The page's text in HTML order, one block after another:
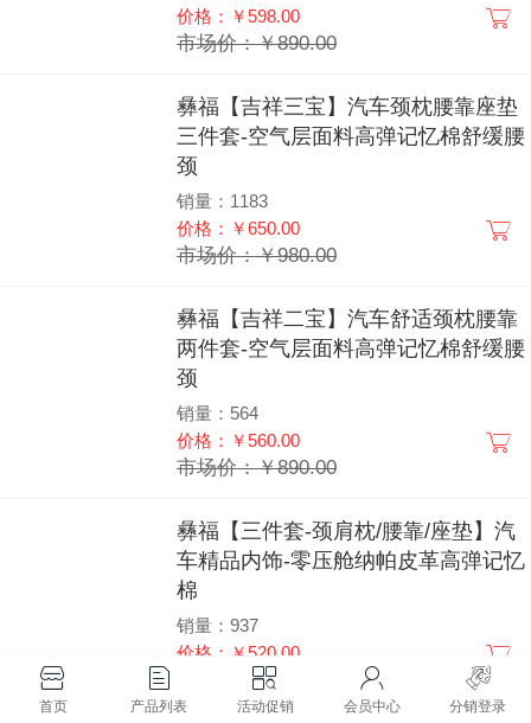
价格：￥598.00
市场价：￥890.00
彝福【吉祥三宝】汽车颈枕腰靠座垫
三件套-空气层面料高弹记忆棉舒缓腰
颈
销量：1183
价格：￥650.00
市场价：￥980.00
彝福【吉祥二宝】汽车舒适颈枕腰靠
两件套-空气层面料高弹记忆棉舒缓腰
颈
销量：564
价格：￥560.00
市场价：￥890.00
彝福【三件套-颈肩枕/腰靠/座垫】汽
车精品内饰-零压舱纳帕皮革高弹记忆
棉
销量：937
价格：￥520.00
市场价：￥890.00
首页 产品列表 活动促销 会员中心 分销登录